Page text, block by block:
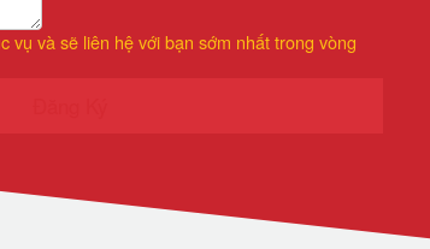
vụ và sẽ liên hệ với bạn sớm nhất trong vòng